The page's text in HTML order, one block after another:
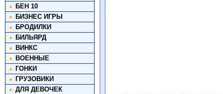
БЕН 10
БИЗНЕС ИГРЫ
БРОДИЛКИ
БИЛЬЯРД
ВИНКС
ВОЕННЫЕ
ГОНКИ
ГРУЗОВИКИ
ДЛЯ ДЕВОЧЕК